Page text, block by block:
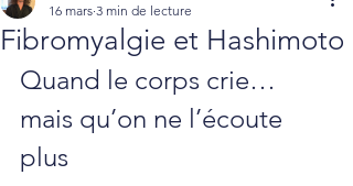
Fibromyalgie et Hashimoto
16 mars 3 min de lecture
Quand le corps crie…
mais qu’on ne l’écoute
plus